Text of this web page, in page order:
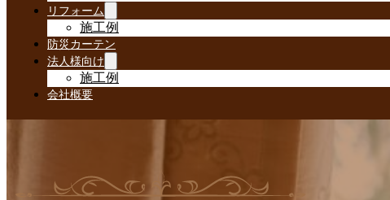
リフォーム
施工例
防災カーテン
法人様向け
施工例
会社概要